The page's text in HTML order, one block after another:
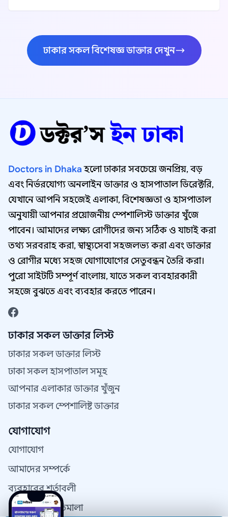
ঢাকার সকল বিশেষজ্ঞ ডাক্তার দেখুন
Doctors in Dhakaহলো ঢাকার সবচেয়ে জনপ্রিয়, বড়
এবং নির্ভরযোগ্য অনলাইন ডাক্তার ও হাসপাতাল ডিরেক্টরি,
যেখানে আপনি সহজেই এলাকা, বিশেষজ্ঞতা ও হাসপাতাল
অনুযায়ী আপনার প্রয়োজনীয় স্পেশালিস্ট ডাক্তার খুঁজে
পাবেন। আমাদের লক্ষ্য রোগীদের জন্য সঠিক ও যাচাই করা
তথ্য সরবরাহ করা, স্বাস্থ্যসেবা সহজলভ্য করা এবং ডাক্তার
ও রোগীর মধ্যে সহজ যোগাযোগের সেতুবন্ধন তৈরি করা।
পুরো সাইটটি সম্পূর্ণ বাংলায়, যাতে সকল ব্যবহারকারী
সহজে বুঝতে এবং ব্যবহার করতে পারেন।
ঢাকার সকল ডাক্তার লিস্ট
ঢাকার সকল ডাক্তার লিস্ট
ঢাকা সকল হাসপাতাল সমূহ
আপনার এলাকার ডাক্তার খুঁজুন
ঢাকার সকল স্পেশালিষ্ট ডাক্তার
যোগাযোগ
যোগাযোগ
আমাদের সম্পর্কে
ব্যবহারের শর্তাবলী
গোপনীয়তা নীতিমালা